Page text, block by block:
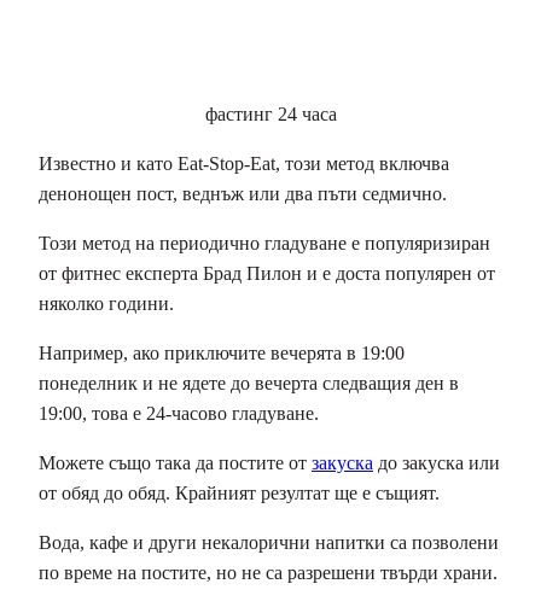
фастинг 24 часа
Известно и като Eat-Stop-Eat, този метод включва
денонощен пост, веднъж или два пъти седмично.
Този метод на периодично гладуване е популяризиран
от фитнес експерта Брад Пилон и е доста популярен от
няколко години.
Например, ако приключите вечерята в 19:00
понеделник и не ядете до вечерта следващия ден в
19:00, това е 24-часово гладуване.
Можете също така да постите от закуска до закуска или
от обяд до обяд. Крайният резултат ще е същият.
Вода, кафе и други некалорични напитки са позволени
по време на постите, но не са разрешени твърди храни.